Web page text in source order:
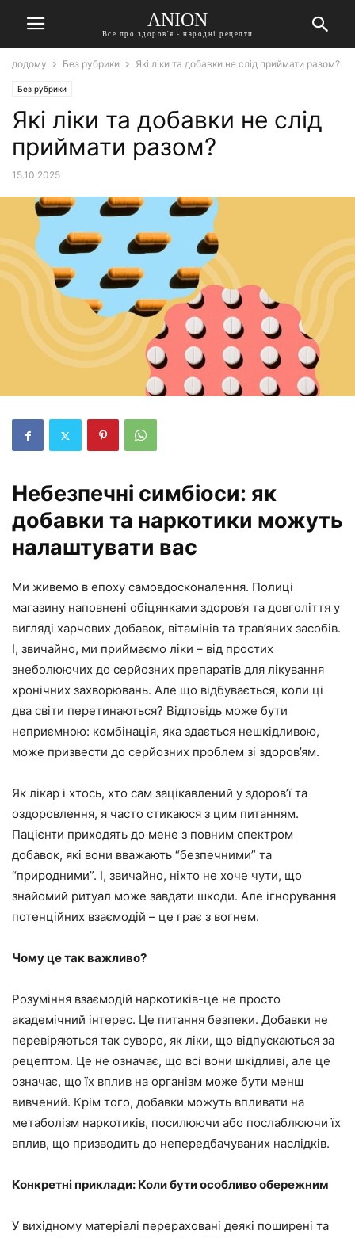
ANION
Все про здоров'я - народні рецепти
додому Без рубрики Які ліки та добавки не слід приймати разом?
Без рубрики
Які ліки та добавки не слід
приймати разом?
15.10.2025
Небезпечні симбіоси: як
добавки та наркотики можуть
налаштувати вас
Ми живемо в епоху самовдосконалення. Полиці
магазину наповнені обіцянками здоров’я та довголіття у
вигляді харчових добавок, вітамінів та трав’яних засобів.
І, звичайно, ми приймаємо ліки – від простих
знеболюючих до серйозних препаратів для лікування
хронічних захворювань. Але що відбувається, коли ці
два світи перетинаються? Відповідь може бути
неприємною: комбінація, яка здається нешкідливою,
може призвести до серйозних проблем зі здоров’ям.
Як лікар і хтось, хто сам зацікавлений у здоров’ї та
оздоровлення, я часто стикаюся з цим питанням.
Пацієнти приходять до мене з повним спектром
добавок, які вони вважають “безпечними” та
“природними”. І, звичайно, ніхто не хоче чути, що
знайомий ритуал може завдати шкоди. Але ігнорування
потенційних взаємодій – це грає з вогнем.
Чому це так важливо?
Розуміння взаємодій наркотиків-це не просто
академічний інтерес. Це питання безпеки. Добавки не
перевіряються так суворо, як ліки, що відпускаються за
рецептом. Це не означає, що всі вони шкідливі, але це
означає, що їх вплив на організм може бути менш
вивчений. Крім того, добавки можуть впливати на
метаболізм наркотиків, посилюючи або послаблюючи їх
вплив, що призводить до непередбачуваних наслідків.
Конкретні приклади: Коли бути особливо обережним
У вихідному матеріалі перераховані деякі поширені та